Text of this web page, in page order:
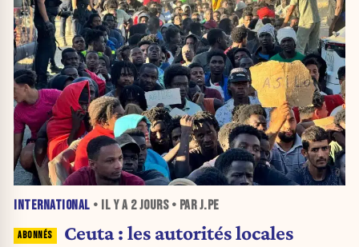
INTERNATIONAL • IL Y A 2 JOURS• PAR J.PE
Ceuta : les autorités locales